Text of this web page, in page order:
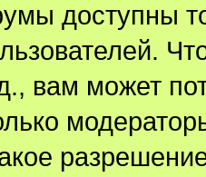
доступны
вам может